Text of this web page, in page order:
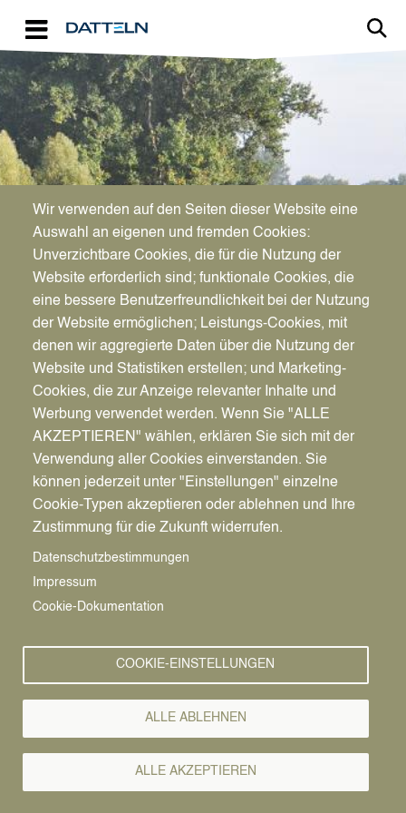
Naturraum in Balance
Pfadnavigation
Freizeit | Kultur | Tourismus Tourismus 2stromland
2Stromland
Alles begann mit der Regionale 2016 ...
namentlich auf einem Grenzraum zwischen Stever
Naturraum durch vielseitige Nutzungen und
Experimente in Balance zu halten.
Als interkommunales Projekt der Städte Olfen,
Haltern am See und Datteln stehen
Wir verwenden auf den Seiten dieser Website eine
Auswahl an eigenen und fremden Cookies:
Unverzichtbare Cookies, die für die Nutzung der
Website erforderlich sind; funktionale Cookies, die
eine bessere Benutzerfreundlichkeit bei der Nutzung
der Website ermöglichen; Leistungs-Cookies, mit
denen wir aggregierte Daten über die Nutzung der
Website und Statistiken erstellen; und Marketing-
Cookies, die zur Anzeige relevanter Inhalte und
Werbung verwendet werden. Wenn Sie "ALLE
AKZEPTIEREN" wählen, erklären Sie sich mit der
Verwendung aller Cookies einverstanden. Sie
können jederzeit unter "Einstellungen" einzelne
Cookie-Typen akzeptieren oder ablehnen und Ihre
Zustimmung für die Zukunft widerrufen.
Datenschutzbestimmungen
Impressum
Cookie-Dokumentation
COOKIE-EINSTELLUNGEN
ALLE ABLEHNEN
ALLE AKZEPTIEREN